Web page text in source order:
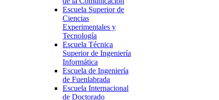
Escuela Superior de
Ciencias
Experimentales y
Tecnología
Escuela Técnica
Superior de Ingeniería
Informática
Escuela de Ingeniería
de Fuenlabrada
Escuela Internacional
de Doctorado